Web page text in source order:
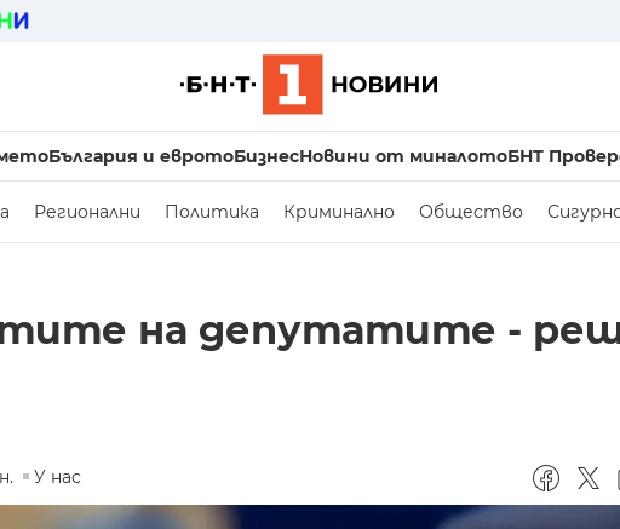
България и евротоБизнесНовини от миналотоБНТ
Регионални Политика Криминално Общество
на депутатите -
У нас